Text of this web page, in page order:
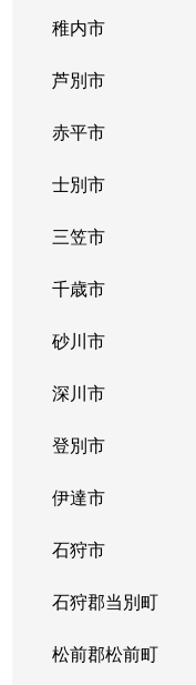
北３９条東
北３９条東
北４０条東
北４０条東
北４１条東
北４２条東
北４３条東
北４３条東
北４６条東
北４６条東
東苗穂５条
伏古４条
本町２条
稚内市
芦別市
赤平市
士別市
三笠市
千歳市
砂川市
深川市
登別市
伊達市
石狩市
石狩郡当別町
松前郡松前町